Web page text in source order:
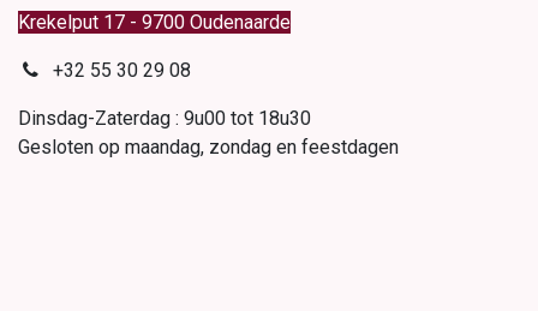
Krekelput 17 - 9700 Oudenaarde
+32 55 30 29 08
Dinsdag-Zaterdag : 9u00 tot 18u30
Gesloten op maandag, zondag en feestdagen